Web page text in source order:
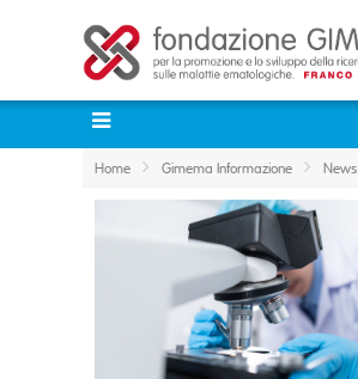
Home Gimema Informazione News